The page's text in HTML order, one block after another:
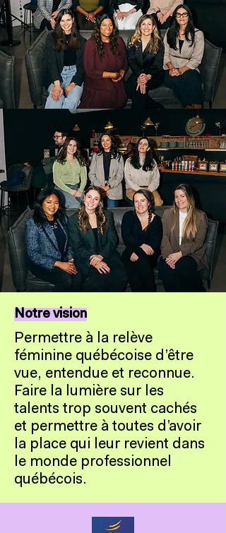
Notre vision
Permettre à la relève
féminine québécoise d’être
vue, entendue et reconnue.
Faire la lumière sur les
talents trop souvent cachés
et permettre à toutes d’avoir
la place qui leur revient dans
le monde professionnel
québécois.